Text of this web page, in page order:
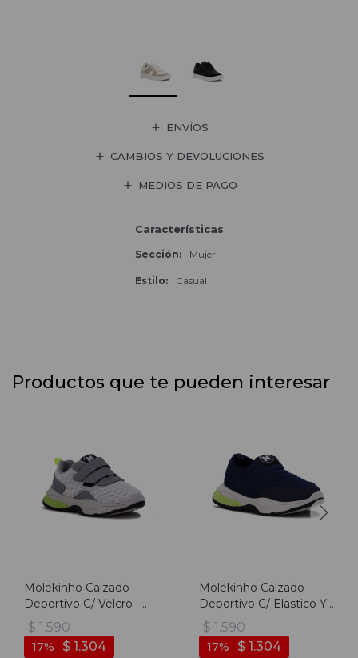
ENVÍOS
CAMBIOS Y DEVOLUCIONES
MEDIOS DE PAGO
Características
Sección Mujer
Estilo Casual
Productos que te pueden interesar
Molekinho Calzado
Deportivo C/ Velcro -
Hielo-gris
$ 1.590
$ 1.304
17
Molekinho Calzado
Deportivo C/ Elastico Y
Luces - Marino-marino
$ 1.590
$ 1.304
17